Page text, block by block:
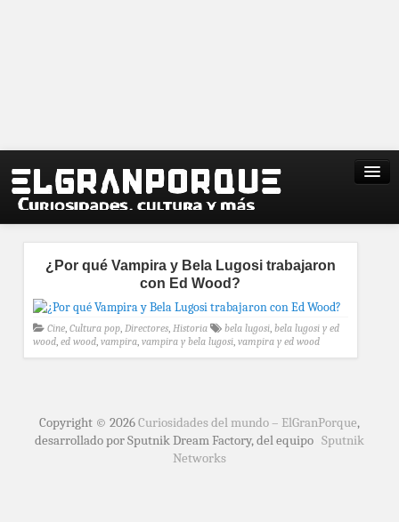
¿Por qué Vampira y Bela Lugosi trabajaron
con Ed Wood?
Cine, Cultura pop, Directores, Historia bela lugosi, bela lugosi y ed
wood, ed wood, vampira, vampira y bela lugosi, vampira y ed wood
Copyright © 2026Curiosidades del mundo – ElGranPorque,
desarrollado por Sputnik Dream Factory, del equipo Sputnik
Networks